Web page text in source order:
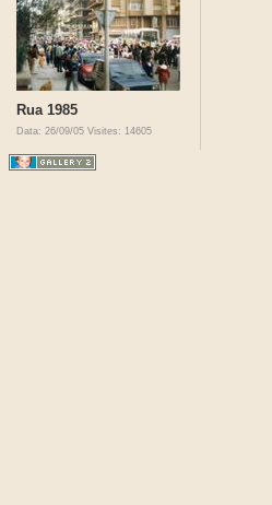
Rua 1985
Data: 26/09/05 Visites: 14605